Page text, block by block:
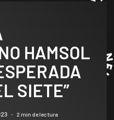
HAMSOL
SIETE”
2 min de lectura